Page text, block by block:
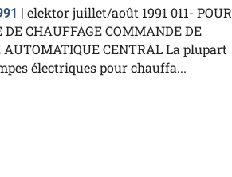
| elektor juillet/août 1991 011- POUR
DE CHAUFFAGE COMMANDE DE
AUTOMATIQUE CENTRAL La plupart
électriques pour chauffa...